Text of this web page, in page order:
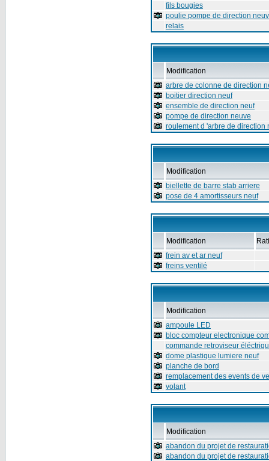
fils bougies
poulie pompe de direction
relais
Modification
arbre de colonne de direction
boitier direction neuf
ensemble de direction neuf
pompe de direction neuve
roulement d 'arbre de direction
Modification
biellette de barre stab arriere
pose de 4 amortisseurs neuf
Modification
frein av et ar neuf
freins ventilé
Modification
ampoule LED
bloc compteur electronique
commande retroviseur
dome plastique lumiere neuf
planche de bord
remplacement des events de
volant
Modification
abandon du projet de
abandon du projet de